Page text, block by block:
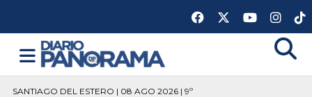
SANTIAGO DEL ESTERO | 08 AGO 2026 | 9º